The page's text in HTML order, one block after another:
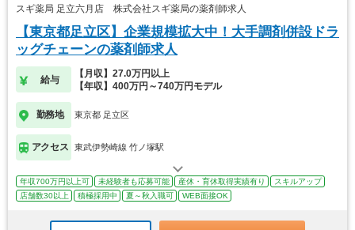
スギ薬局 足立六月店 株式会社スギ薬局の薬剤師求人
【東京都足立区】企業規模拡大中！大手調剤併設ドラ
ッグチェーンの薬剤師求人
給与
【月収】27.0万円以上
【年収】400万円～740万円モデル
勤務地 東京都 足立区
アクセス 東武伊勢崎線 竹ノ塚駅
年収700万円以上可 未経験者も応募可能 産休・育休取得実績有り
スキルアップ
店舗数30以上
積極採用中 夏～秋入職可 WEB面接OK